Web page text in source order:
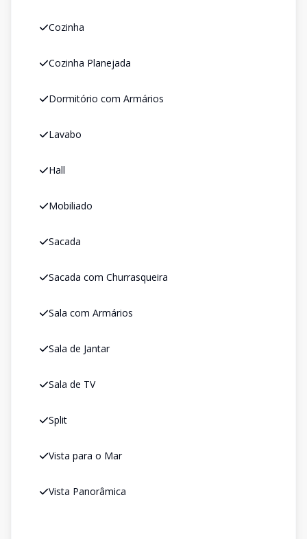
Cozinha
Cozinha Planejada
Dormitório com Armários
Lavabo
Hall
Mobiliado
Sacada
Sacada com Churrasqueira
Sala com Armários
Sala de Jantar
Sala de TV
Split
Vista para o Mar
Vista Panorâmica